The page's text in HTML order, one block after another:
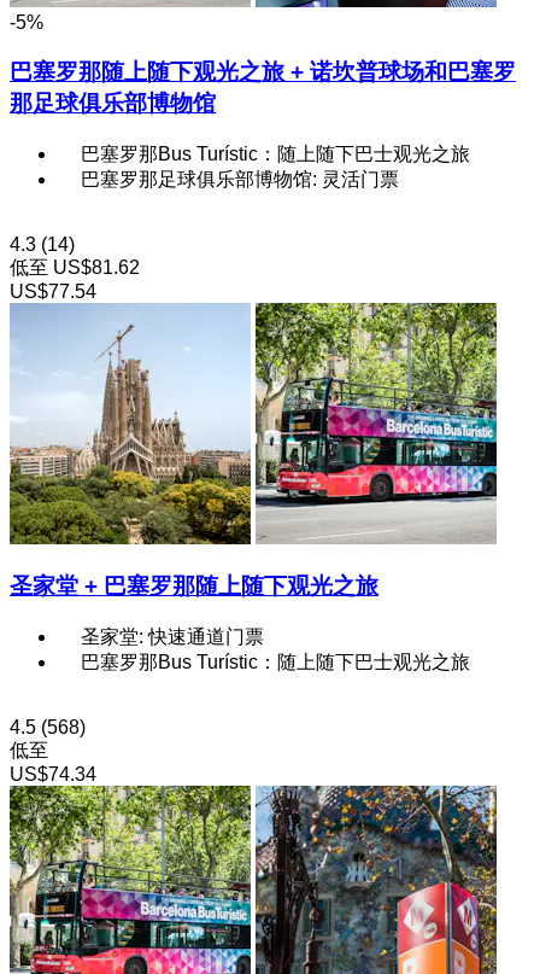
-5%
巴塞罗那随上随下观光之旅 + 诺坎普球场和巴塞罗
那足球俱乐部博物馆
巴塞罗那Bus Turístic：随上随下巴士观光之旅
巴塞罗那足球俱乐部博物馆: 灵活门票
4.3 (14)
低至 US$81.62
US$77.54
圣家堂 + 巴塞罗那随上随下观光之旅
圣家堂: 快速通道门票
巴塞罗那Bus Turístic：随上随下巴士观光之旅
4.5 (568)
低至
US$74.34